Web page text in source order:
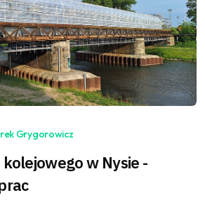
Grygorowicz
w Nysie -